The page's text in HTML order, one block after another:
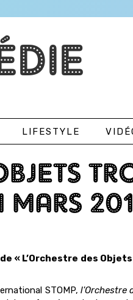
LIFESTYLE
MARS
« L’Orchestre des
STOMP, l'Orchestre